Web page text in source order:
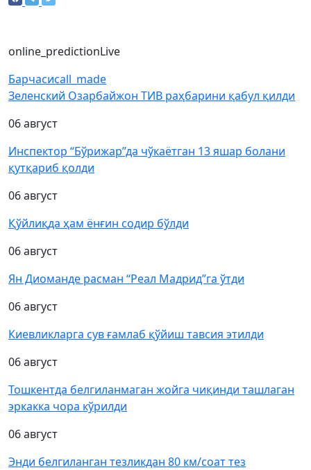
online_predictionLive
Барчасиcall_made
Зеленский Озарбайжон ТИВ раҳбарини қабул қилди
06 август
Инспектор “Бўрижар”да чўкаётган 13 яшар болани
қутқариб қолди
06 август
Қўйлиқда ҳам ёнғин содир бўлди
06 август
Ян Диоманде расман “Реал Мадрид”га ўтди
06 август
Киевликларга сув ғамлаб қўйиш тавсия этилди
06 август
Тошкентда белгиланмаган жойга чиқинди ташлаган
эркакка чора кўрилди
06 август
Энди белгиланган тезликдан 80 км/соат тез